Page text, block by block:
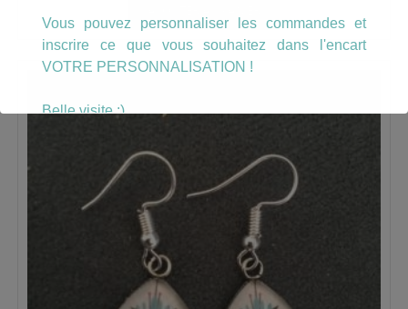
Vous pouvez personnaliser les commandes et
inscrire ce que vous souhaitez dans l'encart
VOTRE PERSONNALISATION !
Belle visite :)